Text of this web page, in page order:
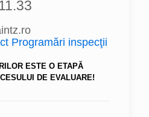
Programări inspecţii
ESTE O ETAPĂ
DE EVALUARE!